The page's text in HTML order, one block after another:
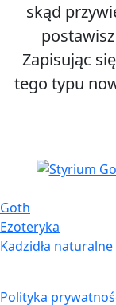
skąd
Zapisując
tego typu
Goth
Ezoteryka
Kadzidła naturalne
Polityka